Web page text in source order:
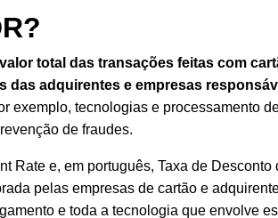
total das transações feitas com
das adquirentes e empresas
exemplo, tecnologias e processamento
de fraudes.
Rate e, em português, Taxa de Desconto
pelas empresas de cartão e
e toda a tecnologia que envolve